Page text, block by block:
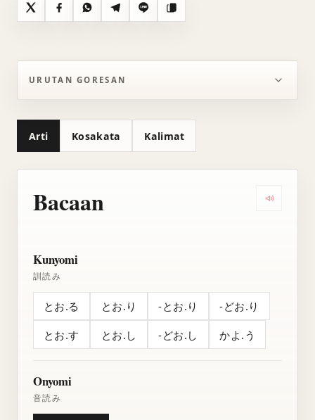
X FacebookWhatsAppTelegramLine Salin
URUTAN GORESAN
Arti Kosakata Kalimat
Bacaan
Kunyomi
訓読み
とお.る とお.り -とお.り -どお.り
とお.す とお.し -どお.し かよ.う
Onyomi
音読み